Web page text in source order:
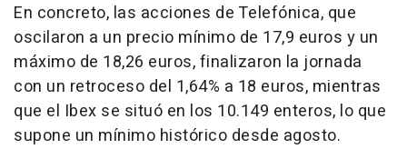
En concreto, las acciones de Telefónica, que
oscilaron a un precio mínimo de 17,9 euros y un
máximo de 18,26 euros, finalizaron la jornada
con un retroceso del 1,64% a 18 euros, mientras
que el Ibex se situó en los 10.149 enteros, lo que
supone un mínimo histórico desde agosto.